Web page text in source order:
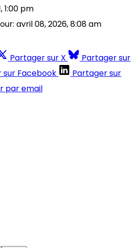
1:00 pm
avril 08, 2026, 8:08 am
Partager sur X
Partager sur
sur Facebook
Partager sur
par email